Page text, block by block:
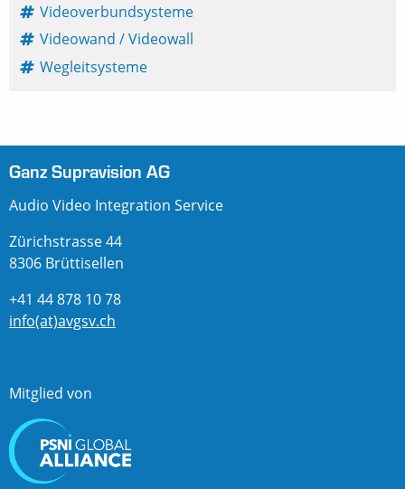
Videoverbundsysteme
Videowand / Videowall
Wegleitsysteme
Ganz Supravision AG
Audio Video Integration Service
Zürichstrasse 44
8306 Brüttisellen
+41 44 878 10 78
info(at)avgsv.ch
Mitglied von